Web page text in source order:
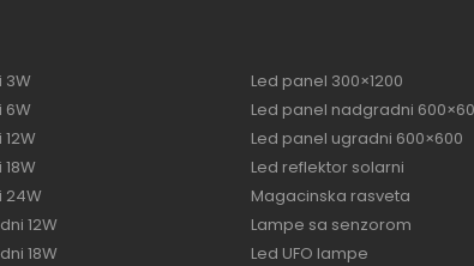
3W
6W
24W
12W
18W
Led panel 300×1200
Led panel nadgradni
Led panel ugradni 600×600
Led reflektor solarni
Magacinska rasveta
Lampe sa senzorom
Led UFO lampe